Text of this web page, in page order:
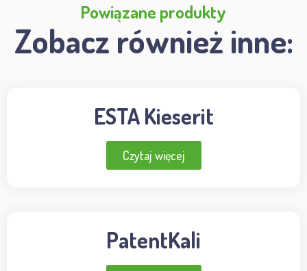
Powiązane produkty
Zobacz również inne:
ESTA Kieserit
Czytaj więcej
PatentKali